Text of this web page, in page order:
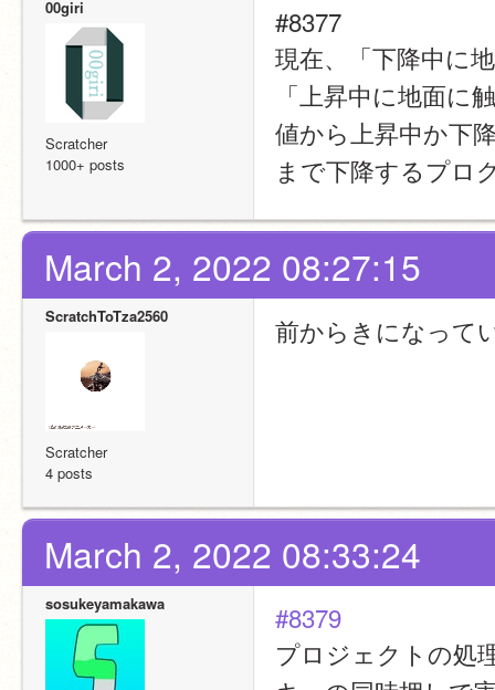
00giri
Scratcher
1000+ posts
#8377
現在、「下降中に
「上昇中に地面
値から上昇中か下
まで下降するプロ
March 2, 2022 08:27:15
ScratchToTza2560
Scratcher
4 posts
前からきになって
March 2, 2022 08:33:24
sosukeyamakawa
#8379
プロジェクトの処